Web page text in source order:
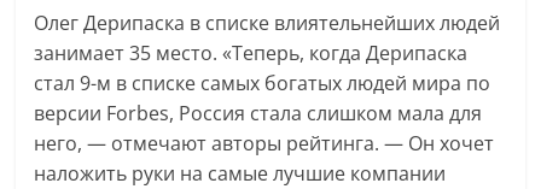
Олег Дерипаска в списке влиятельнейших людей
занимает 35 место. «Теперь, когда Дерипаска
стал 9-м в списке самых богатых людей мира по
версии Forbes, Россия стала слишком мала для
него, — отмечают авторы рейтинга. — Он хочет
наложить руки на самые лучшие компании